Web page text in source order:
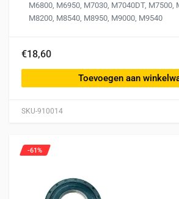
SKU-910014
M6800, M6950, M7030, M7040DT, M7500,
M8200, M8540, M8950, M9000, M9540
€18,60
Toevoegen aan
-61%